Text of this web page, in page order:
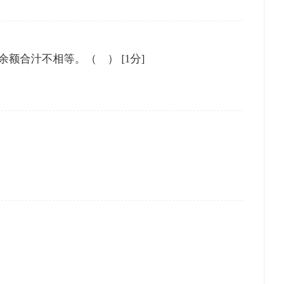
额合汁不相等。（ ） [1分]